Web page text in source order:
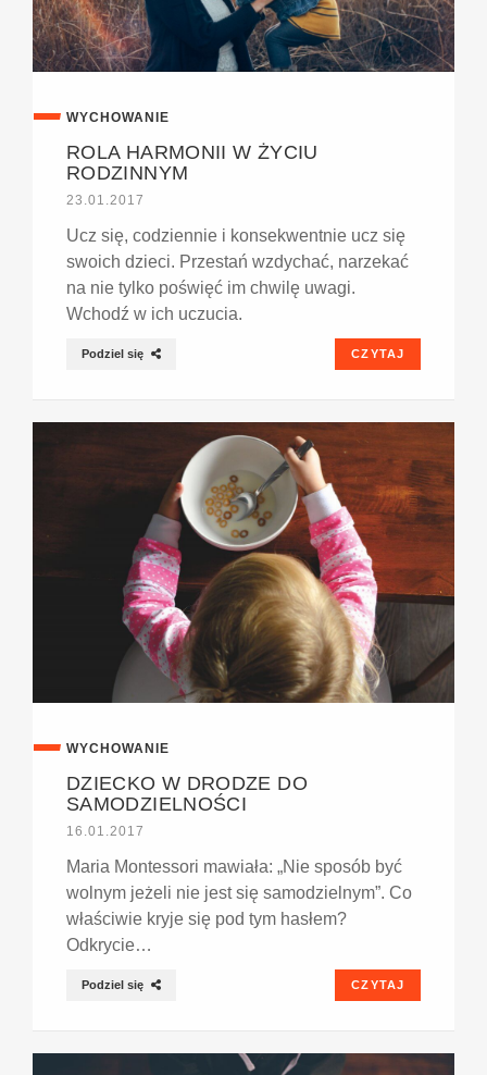
WYCHOWANIE
ROLA HARMONII W ŻYCIU
RODZINNYM
23.01.2017
Ucz się, codziennie i konsekwentnie ucz się
swoich dzieci. Przestań wzdychać, narzekać
na nie tylko poświęć im chwilę uwagi.
Wchodź w ich uczucia.
Podziel się CZYTAJ
WYCHOWANIE
DZIECKO W DRODZE DO
SAMODZIELNOŚCI
16.01.2017
Maria Montessori mawiała: „Nie sposób być
wolnym jeżeli nie jest się samodzielnym”. Co
właściwie kryje się pod tym hasłem?
Odkrycie…
Podziel się CZYTAJ